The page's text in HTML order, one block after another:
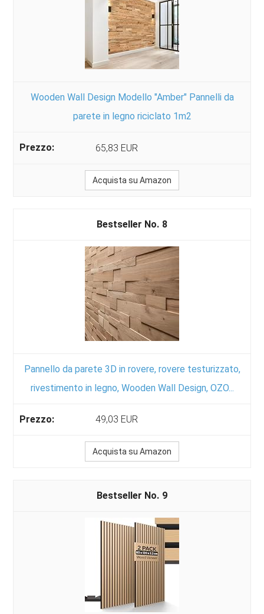
Wooden Wall Design Modello "Amber" Pannelli da
parete in legno riciclato 1m2
65,83 EUR
Acquista su Amazon
8
Pannello da parete 3D in rovere, rovere testurizzato,
rivestimento in legno, Wooden Wall Design, OZO...
49,03 EUR
Acquista su Amazon
9